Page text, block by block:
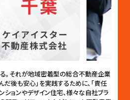
。それが地域密着型の総合不動産企業
だ後も安心」を実践するために、「責任
ションやデザイン住宅、様々な自社ブラ